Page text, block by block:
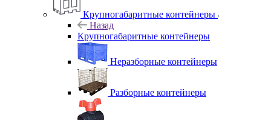
Крупногабаритные контейнеры
Назад
Крупногабаритные контейнеры
Неразборные контейнеры
Разборные контейнеры